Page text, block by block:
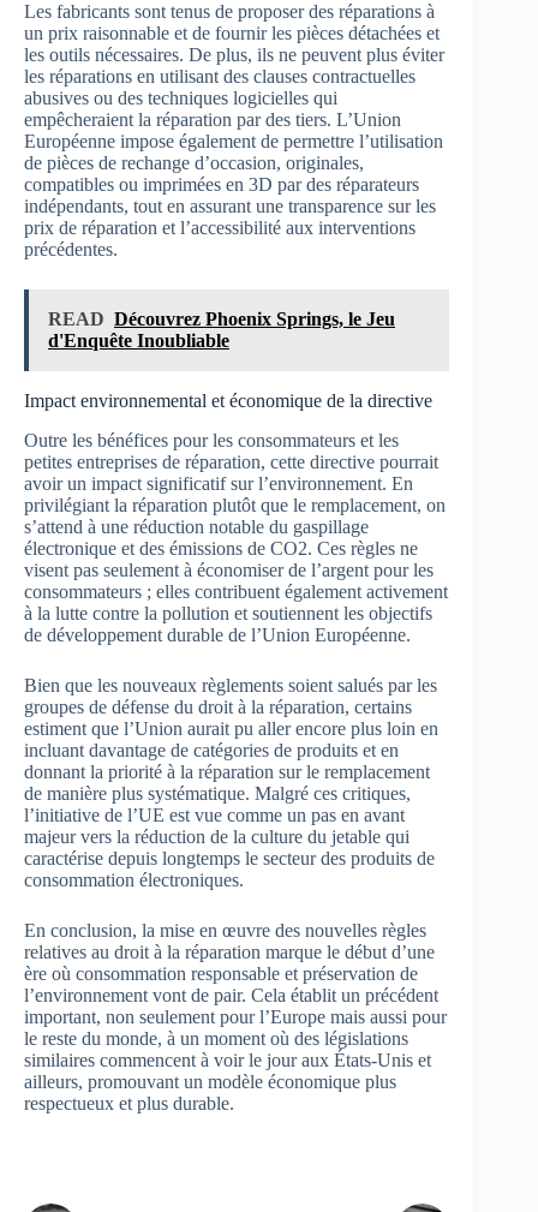
Les fabricants sont tenus de proposer des réparations à
un prix raisonnable et de fournir les pièces détachées et
les outils nécessaires. De plus, ils ne peuvent plus éviter
les réparations en utilisant des clauses contractuelles
abusives ou des techniques logicielles qui
empêcheraient la réparation par des tiers. L’Union
Européenne impose également de permettre l’utilisation
de pièces de rechange d’occasion, originales,
compatibles ou imprimées en 3D par des réparateurs
indépendants, tout en assurant une transparence sur les
prix de réparation et l’accessibilité aux interventions
précédentes.
READ Découvrez Phoenix Springs, le Jeu
d'Enquête Inoubliable
Impact environnemental et économique de la directive
Outre les bénéfices pour les consommateurs et les
petites entreprises de réparation, cette directive pourrait
avoir un impact significatif sur l’environnement. En
privilégiant la réparation plutôt que le remplacement, on
s’attend à une réduction notable du gaspillage
électronique et des émissions de CO2. Ces règles ne
visent pas seulement à économiser de l’argent pour les
consommateurs ; elles contribuent également activement
à la lutte contre la pollution et soutiennent les objectifs
de développement durable de l’Union Européenne.
Bien que les nouveaux règlements soient salués par les
groupes de défense du droit à la réparation, certains
estiment que l’Union aurait pu aller encore plus loin en
incluant davantage de catégories de produits et en
donnant la priorité à la réparation sur le remplacement
de manière plus systématique. Malgré ces critiques,
l’initiative de l’UE est vue comme un pas en avant
majeur vers la réduction de la culture du jetable qui
caractérise depuis longtemps le secteur des produits de
consommation électroniques.
En conclusion, la mise en œuvre des nouvelles règles
relatives au droit à la réparation marque le début d’une
ère où consommation responsable et préservation de
l’environnement vont de pair. Cela établit un précédent
important, non seulement pour l’Europe mais aussi pour
le reste du monde, à un moment où des législations
similaires commencent à voir le jour aux États-Unis et
ailleurs, promouvant un modèle économique plus
respectueux et plus durable.